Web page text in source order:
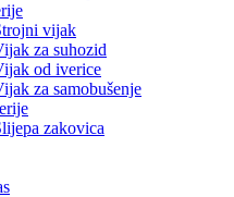
vijak
za suhozid
od iverice
za samobušenje
zakovica